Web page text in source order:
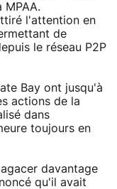
l'attention en
de
le réseau P2P
Bay ont jusqu'à
actions de la
dans
toujours en
davantage
qu'il avait